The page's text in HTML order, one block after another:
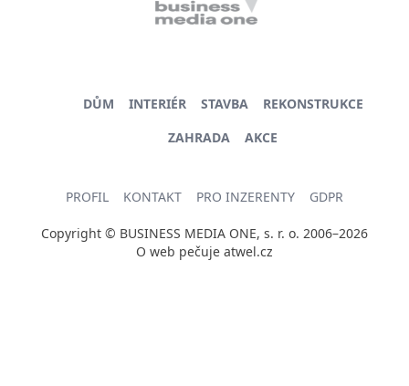
DŮM INTERIÉR STAVBA
REKONSTRUKCE
ZAHRADA
AKCE
PROFIL KONTAKT PRO INZERENTY GDPR
Copyright © BUSINESS MEDIA ONE, s. r. o. 2006–2026